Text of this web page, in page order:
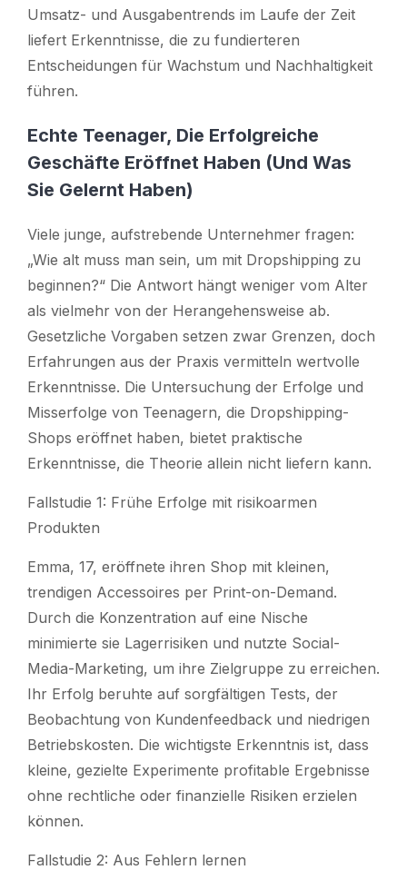
Umsatz- und Ausgabentrends im Laufe der Zeit
liefert Erkenntnisse, die zu fundierteren
Entscheidungen für Wachstum und Nachhaltigkeit
führen.
Echte Teenager, Die Erfolgreiche
Geschäfte Eröffnet Haben (und Was
Sie Gelernt Haben)
Viele junge, aufstrebende Unternehmer fragen:
„Wie alt muss man sein, um mit Dropshipping zu
beginnen?“ Die Antwort hängt weniger vom Alter
als vielmehr von der Herangehensweise ab.
Gesetzliche Vorgaben setzen zwar Grenzen, doch
Erfahrungen aus der Praxis vermitteln wertvolle
Erkenntnisse. Die Untersuchung der Erfolge und
Misserfolge von Teenagern, die Dropshipping-
Shops eröffnet haben, bietet praktische
Erkenntnisse, die Theorie allein nicht liefern kann.
Fallstudie 1: Frühe Erfolge mit risikoarmen
Produkten
Emma, ​​17, eröffnete ihren Shop mit kleinen,
trendigen Accessoires per Print-on-Demand.
Durch die Konzentration auf eine Nische
minimierte sie Lagerrisiken und nutzte Social-
Media-Marketing, um ihre Zielgruppe zu erreichen.
Ihr Erfolg beruhte auf sorgfältigen Tests, der
Beobachtung von Kundenfeedback und niedrigen
Betriebskosten. Die wichtigste Erkenntnis ist, dass
kleine, gezielte Experimente profitable Ergebnisse
ohne rechtliche oder finanzielle Risiken erzielen
können.
Fallstudie 2: Aus Fehlern lernen